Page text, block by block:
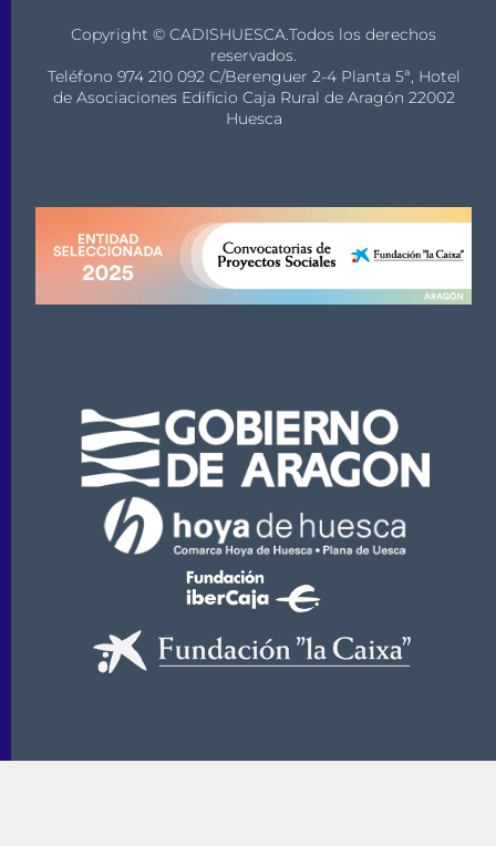
Copyright © CADISHUESCA.Todos los derechos
reservados.
Teléfono 974 210 092 C/Berenguer 2-4 Planta 5ª, Hotel
de Asociaciones Edificio Caja Rural de Aragón 22002
Huesca